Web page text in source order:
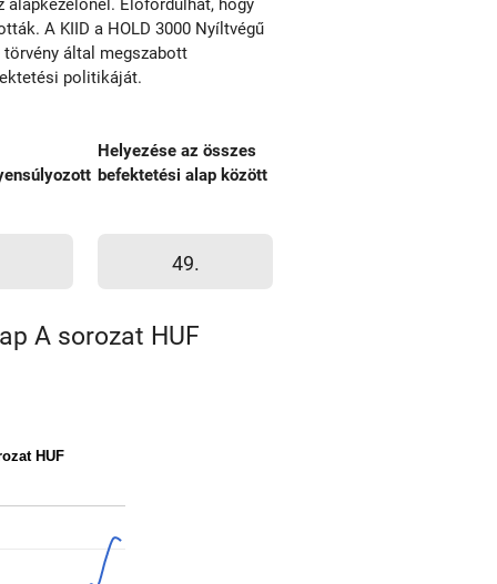
Előfordulhat, hogy
A KIID a HOLD 3000 Nyíltvégű
által megszabott
politikáját.
Helyezése az összes
befektetési alap között
49.
A sorozat HUF
HUF